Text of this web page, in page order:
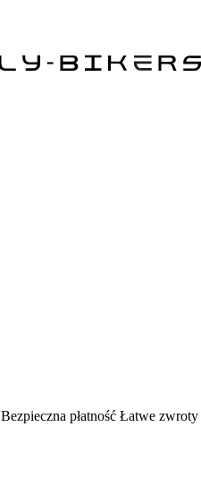
Bezpieczna płatność Łatwe zwroty